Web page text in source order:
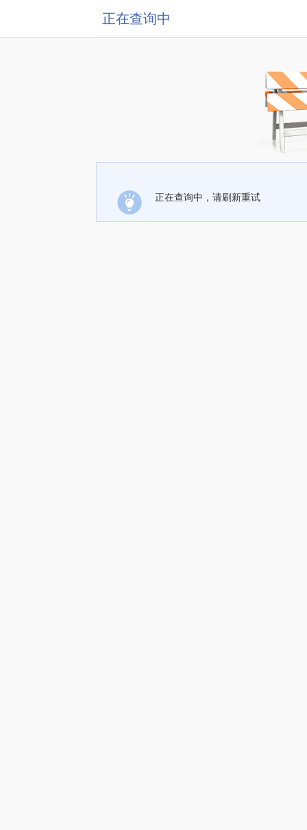
正在查询中
正在查询中，请刷新重试